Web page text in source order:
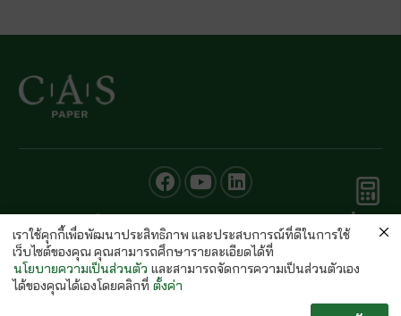
© CAS PAPER All rights Reserved
นโยบายคุ้มครองข้อมูลส่วนบุคคลของ (C.A.S. Privacy Policy)
พนักงานบริษัท
คำนวณ
กระดาษ
เราใช้คุกกี้เพื่อพัฒนาประสิทธิภาพ และประสบการณ์ที่ดีในการใช้
เว็บไซต์ของคุณ คุณสามารถศึกษารายละเอียดได้ที่
นโยบายความเป็นส่วนตัว และสามารถจัดการความเป็นส่วนตัวเอง
ได้ของคุณได้เองโดยคลิกที่ ตั้งค่า